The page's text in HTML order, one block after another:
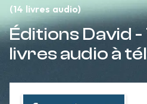
(14 livres audio)
Éditions David -
livres audio à